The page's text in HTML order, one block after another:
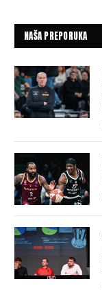
NAŠA PREPORUKA